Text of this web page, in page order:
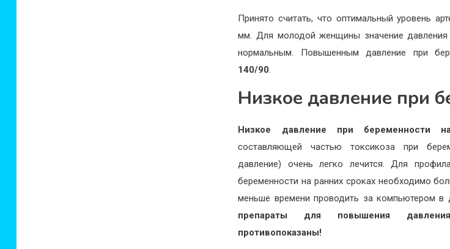
Принято считать, что оптимальный уровень
мм. Для молодой женщины значение
нормальным. Повышенным давление при
140/90.
Низкое давление при
Низкое давление при беременности
составляющей частью токсикоза при
давление) очень легко лечится. Для
беременности на ранних сроках необходимо
меньше времени проводить за компьютером
препараты для повышения
противопоказаны!